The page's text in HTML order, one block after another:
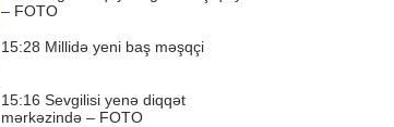
– FOTO
15:28 Millidə yeni baş məşqçi
15:16 Sevgilisi yenə diqqət
mərkəzində – FOTO